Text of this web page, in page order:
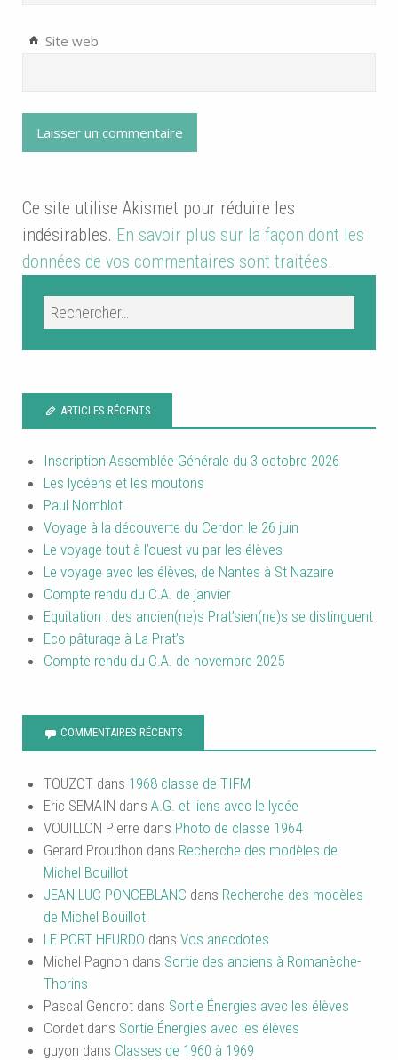
Site web
Ce site utilise Akismet pour réduire les
indésirables. En savoir plus sur la façon dont les
données de vos commentaires sont traitées.
ARTICLES RÉCENTS
Inscription Assemblée Générale du 3 octobre 2026
Les lycéens et les moutons
Paul Nomblot
Voyage à la découverte du Cerdon le 26 juin
Le voyage tout à l’ouest vu par les élèves
Le voyage avec les élèves, de Nantes à St Nazaire
Compte rendu du C.A. de janvier
Equitation : des ancien(ne)s Prat’sien(ne)s se distinguent
Eco pâturage à La Prat’s
Compte rendu du C.A. de novembre 2025
COMMENTAIRES RÉCENTS
TOUZOT dans 1968 classe de TIFM
Eric SEMAIN dans A.G. et liens avec le lycée
VOUILLON Pierre dans Photo de classe 1964
Gerard Proudhon dans Recherche des modèles de
Michel Bouillot
JEAN LUC PONCEBLANC dans Recherche des modèles
de Michel Bouillot
LE PORT HEURDO dans Vos anecdotes
Michel Pagnon dans Sortie des anciens à Romanèche-
Thorins
Pascal Gendrot dans Sortie Énergies avec les élèves
Cordet dans Sortie Énergies avec les élèves
guyon dans Classes de 1960 à 1969